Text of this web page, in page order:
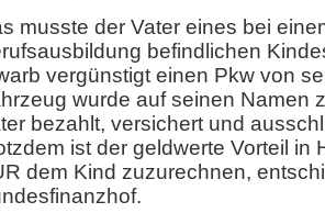
musste der Vater eines bei
befindlichen
vergünstigt einen Pkw von
wurde auf seinen Namen
bezahlt, versichert und
ist der geldwerte Vorteil in
dem Kind zuzurechnen,